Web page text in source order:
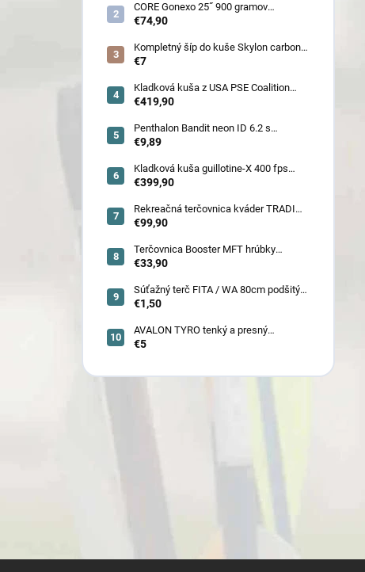
CORE Gonexo 25˝ 900 gramov
jednofarebný (ľahký stred pre mužov,
!!
€74,90
Kompletný šíp do kuše Skylon carbon
3K z pevného karbónu v rozmeroch
quill a diablo
€7
Kladková kuša z USA PSE Coalition
frontier 380 fps (80178) - superakcia !
€419,90
Penthalon Bandit neon ID 6.2 s
prírodnými letkami
€9,89
Kladková kuša guillotine-X 400 fps
camo so zabudovaným nášľapom
€399,90
Rekreačná terčovnica kváder TRADI
80x80x22 cm (6132)
€99,90
Terčovnica Booster MFT hrúbky
7cm/11cm/17cm
€33,90
Súťažný terč FITA / WA 80cm podšitý
(6005)
€1,50
AVALON TYRO tenký a presný
€5